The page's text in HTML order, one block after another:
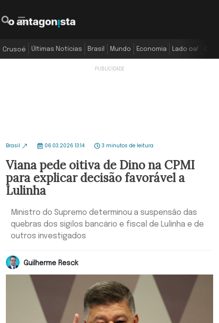
Crusoé Últimas Notícias Brasil Mundo Economia Lado oa!
Brasil 06.03.2026 13:14 3 minutos de leitura
Viana pede oitiva de Dino na CPMI
para explicar decisão favorável a
Lulinha
Ministro do Supremo determinou a suspensão das
quebras dos sigilos bancário e fiscal de Lulinha e de
outros investigados
Guilherme Resck